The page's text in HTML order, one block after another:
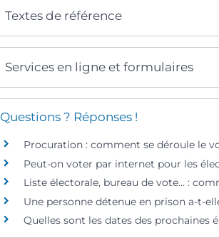
Textes de référence
Services en ligne et formulaires
Questions ? Réponses !
Procuration : comment se déroule le
Peut-on voter par internet pour les
Liste électorale, bureau de vote… :
Une personne détenue en prison a-t-
Quelles sont les dates des prochaines